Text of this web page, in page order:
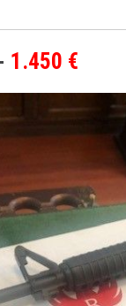
1.450 €